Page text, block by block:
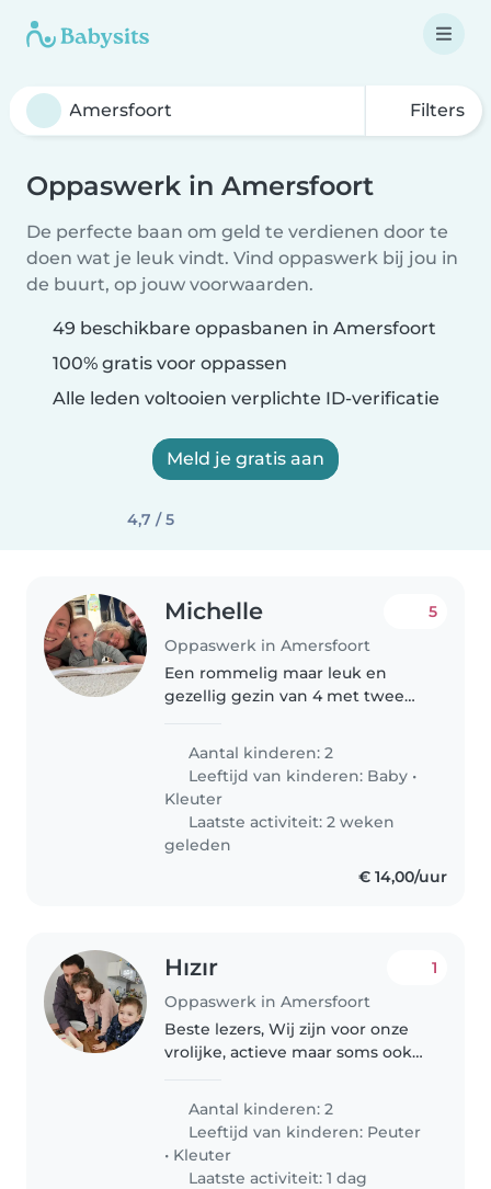
Filters
Oppaswerk in Amersfoort
De perfecte baan om geld te verdienen door te
doen wat je leuk vindt. Vind oppaswerk bij jou in
de buurt, op jouw voorwaarden.
49 beschikbare oppasbanen in Amersfoort
100% gratis voor oppassen
Alle leden voltooien verplichte ID-verificatie
Meld je gratis aan
4,7 / 5
Michelle
Oppaswerk in Amersfoort
5
Een rommelig maar leuk en
gezellig gezin van 4 met twee
voor soms op zaterdag, soms in
de avond en voor nood als bijv
onze ouders niet op de vaste
dagen..
Aantal kinderen: 2
Leeftijd van kinderen: Baby •
Kleuter
Laatste activiteit: 2 weken
geleden
€ 14,00/uur
Hızır
Oppaswerk in Amersfoort
1
Beste lezers, Wij zijn voor onze
vrolijke, actieve maar soms ook
zoontje van 2 jaar op zoek naar
een gezellige oppas/grote..
Aantal kinderen: 2
Leeftijd van kinderen: Peuter
• Kleuter
Laatste activiteit: 1 dag